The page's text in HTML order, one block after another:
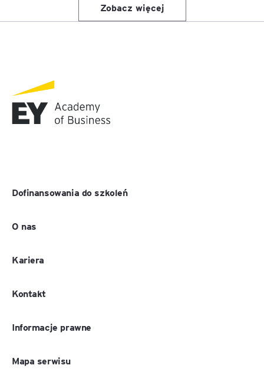
Zobacz więcej
Dofinansowania do szkoleń
O nas
Kariera
Kontakt
Informacje prawne
Mapa serwisu